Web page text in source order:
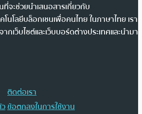
จะช่วยนำเสนอสารเกี่ยวกับ
นโลยีบล็อกเชนเพื่อคนไทย ในภาษาไทย เรา
เว็บไซต์และเว็บบอร์ดต่างประเทศและนำมา
ติดต่อเรา
ข้อตกลงในการใช้งาน